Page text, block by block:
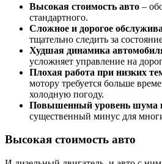
Высокая стоимость авто –
стандартного.
Сложное и дорогое
тщательно следить за
Худшая динамика
усложняет управление на
Плохая работа при низких
мотору требуется больше
холодную погоду.
Повышенный уровень шума
существенный минус для
Высокая стоимость авто